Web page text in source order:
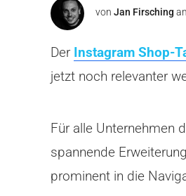
von Jan Firsching
Der Instagram Shop-
jetzt noch relevanter
Für alle Unternehmen
spannende
prominent in die